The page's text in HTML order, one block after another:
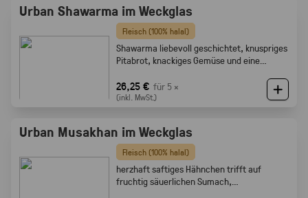
Urban Shawarma im Weckglas
Fleisch (100% halal)
Shawarma liebevoll geschichtet, knuspriges
Pitabrot, knackiges Gemüse und eine
26,25 € für 5 ×
(inkl. MwSt.)
Urban Musakhan im Weckglas
Fleisch (100% halal)
herzhaft saftiges Hähnchen trifft auf
fruchtig säuerlichen Sumach,